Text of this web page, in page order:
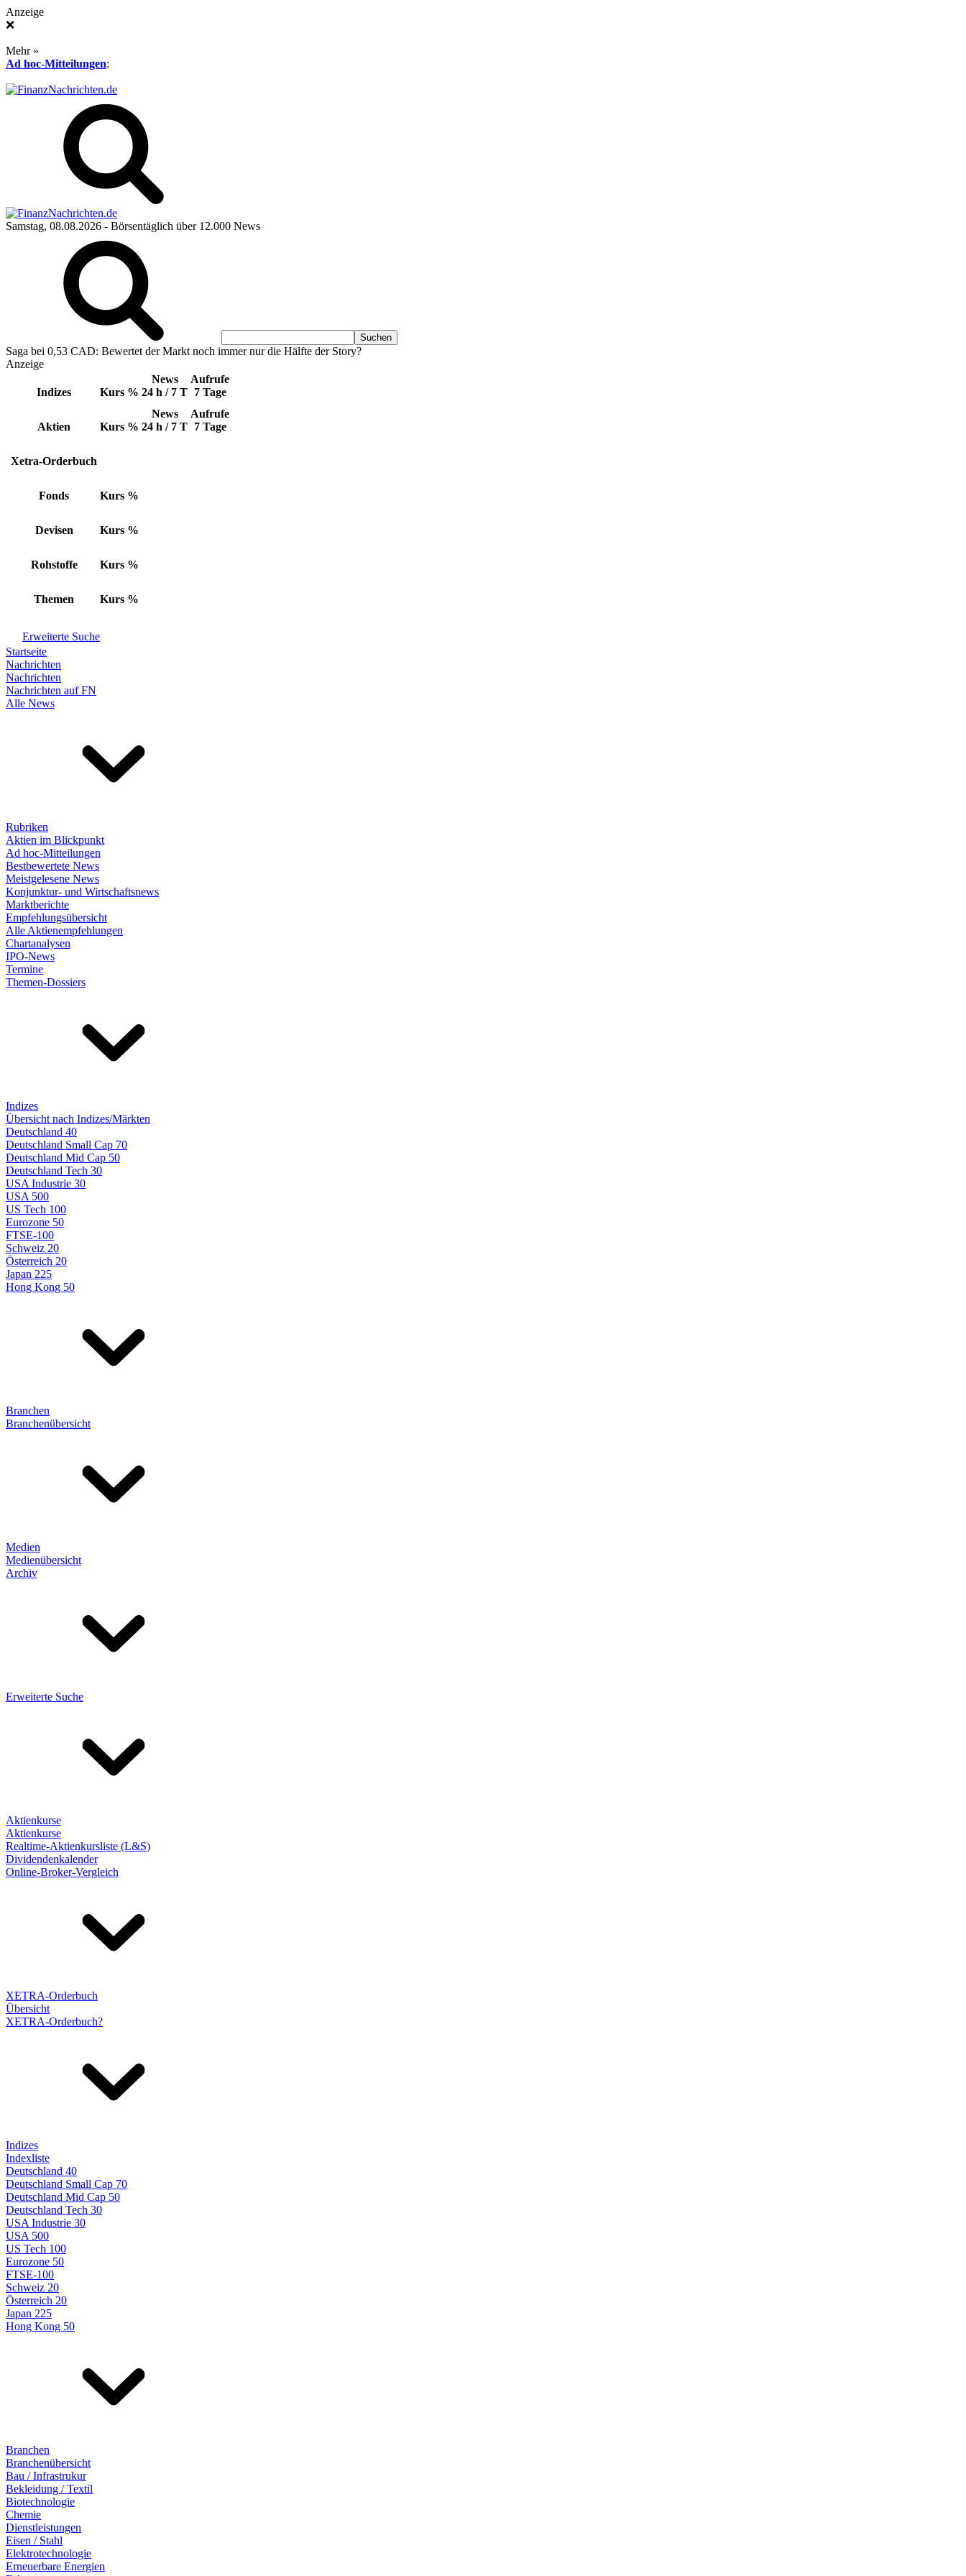
Anzeige
❌
Mehr »
Ad hoc-Mitteilungen:
Samstag, 08.08.2026 - Börsentäglich über 12.000 News
Saga bei 0,53 CAD: Bewertet der Markt noch immer nur die Hälfte der Story?
Anzeige
Indizes Kurs %
News
24 h / 7 T
Aufrufe
7 Tage
Aktien Kurs %
News
24 h / 7 T
Aufrufe
7 Tage
Xetra-Orderbuch
Fonds Kurs %
Devisen Kurs %
Rohstoffe Kurs %
Themen Kurs %
Erweiterte Suche
Startseite
Nachrichten
Nachrichten
Nachrichten auf FN
Alle News
Rubriken
Aktien im Blickpunkt
Ad hoc-Mitteilungen
Bestbewertete News
Meistgelesene News
Konjunktur- und Wirtschaftsnews
Marktberichte
Empfehlungsübersicht
Alle Aktienempfehlungen
Chartanalysen
IPO-News
Termine
Themen-Dossiers
Indizes
Übersicht nach Indizes/Märkten
Deutschland 40
Deutschland Small Cap 70
Deutschland Mid Cap 50
Deutschland Tech 30
USA Industrie 30
USA 500
US Tech 100
Eurozone 50
FTSE-100
Schweiz 20
Österreich 20
Japan 225
Hong Kong 50
Branchen
Branchenübersicht
Medien
Medienübersicht
Archiv
Erweiterte Suche
Aktienkurse
Aktienkurse
Realtime-Aktienkursliste (L&S)
Dividendenkalender
Online-Broker-Vergleich
XETRA-Orderbuch
Übersicht
XETRA-Orderbuch?
Indizes
Indexliste
Deutschland 40
Deutschland Small Cap 70
Deutschland Mid Cap 50
Deutschland Tech 30
USA Industrie 30
USA 500
US Tech 100
Eurozone 50
FTSE-100
Schweiz 20
Österreich 20
Japan 225
Hong Kong 50
Branchen
Branchenübersicht
Bau / Infrastrukur
Bekleidung / Textil
Biotechnologie
Chemie
Dienstleistungen
Eisen / Stahl
Elektrotechnologie
Erneuerbare Energien